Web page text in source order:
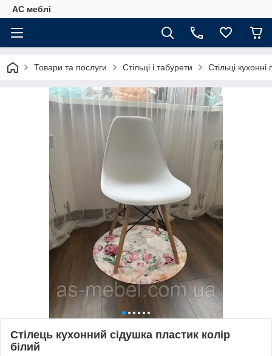
АС меблі
Товари та послуги Стільці і табурети Стільці
Стілець кухонний сідушка пластик колір
білий